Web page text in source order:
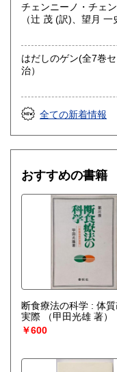
チェンニーノ・チェ
（辻 茂 (訳)、望月
はだしのゲン(全7巻セッ
治）
全ての新着情報
おすすめの書籍
断食療法の科学 : 体
実際
（甲田光雄 著）
￥600